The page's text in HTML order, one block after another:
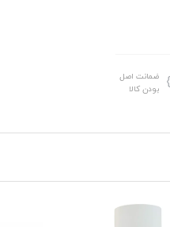
ضمانت اصل
بودن کالا